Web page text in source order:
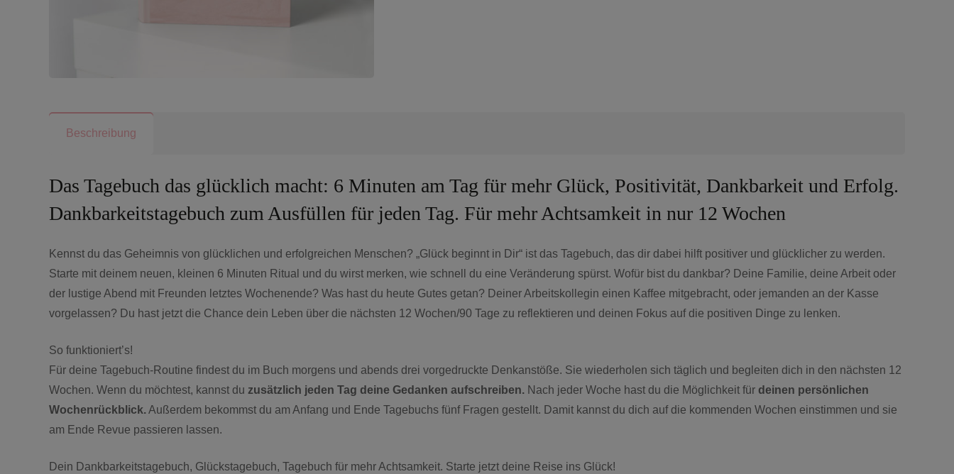
Beschreibung
Das Tagebuch das glücklich macht: 6 Minuten am Tag für mehr Glück, Positivität, Dankbarkeit und Erfolg.
Dankbarkeitstagebuch zum Ausfüllen für jeden Tag. Für mehr Achtsamkeit in nur 12 Wochen
Kennst du das Geheimnis von glücklichen und erfolgreichen Menschen? „Glück beginnt in Dir“ ist das Tagebuch, das dir dabei hilft positiver und glücklicher zu werden.
Starte mit deinem neuen, kleinen 6 Minuten Ritual und du wirst merken, wie schnell du eine Veränderung spürst. Wofür bist du dankbar? Deine Familie, deine Arbeit oder
der lustige Abend mit Freunden letztes Wochenende? Was hast du heute Gutes getan? Deiner Arbeitskollegin einen Kaffee mitgebracht, oder jemanden an der Kasse
vorgelassen? Du hast jetzt die Chance dein Leben über die nächsten 12 Wochen/90 Tage zu reflektieren und deinen Fokus auf die positiven Dinge zu lenken.
So funktioniert’s!
Für deine Tagebuch-Routine findest du im Buch morgens und abends drei vorgedruckte Denkanstöße. Sie wiederholen sich täglich und begleiten dich in den nächsten 12
Wochen. Wenn du möchtest, kannst du zusätzlich jeden Tag deine Gedanken aufschreiben. Nach jeder Woche hast du die Möglichkeit für deinen persönlichen
Wochenrückblick.Außerdem bekommst du am Anfang und Ende Tagebuchs fünf Fragen gestellt. Damit kannst du dich auf die kommenden Wochen einstimmen und sie
am Ende Revue passieren lassen.
Dein Dankbarkeitstagebuch, Glückstagebuch, Tagebuch für mehr Achtsamkeit. Starte jetzt deine Reise ins Glück!